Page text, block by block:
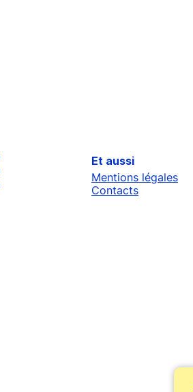
Et aussi
Mentions légales
Contacts